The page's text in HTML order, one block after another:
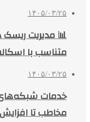
۱۴۰۵/۰۳/۲۵
📊 مدیریت
متناسب با
۱۴۰۵/۰۳/۲۵
مخاطب تا